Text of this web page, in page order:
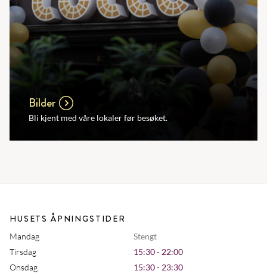
Bilder
Bli kjent med våre lokaler før besøket.
HUSETS ÅPNINGSTIDER
Mandag
Stengt
Tirsdag
15:30 - 22:00
Onsdag
15:30 - 23:30